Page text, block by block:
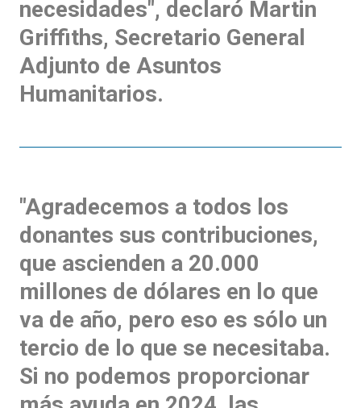
necesidades", declaró Martin
Griffiths, Secretario General
Adjunto de Asuntos
Humanitarios.
"Agradecemos a todos los
donantes sus contribuciones,
que ascienden a 20.000
millones de dólares en lo que
va de año, pero eso es sólo un
tercio de lo que se necesitaba.
Si no podemos proporcionar